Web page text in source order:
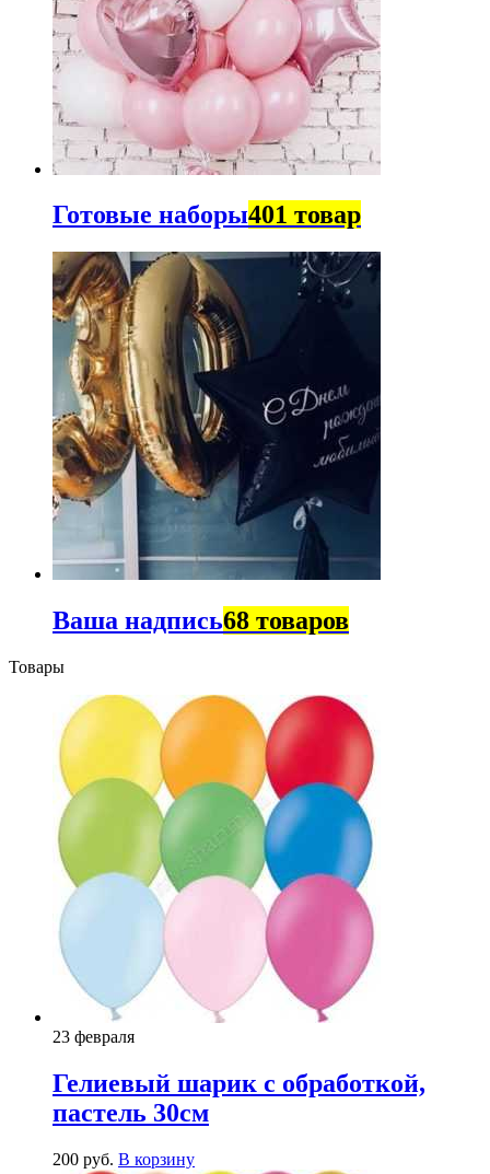
Готовые наборы401 товар
Ваша надпись68 товаров
Товары
23 февраля
Гелиевый шарик с обработкой,
пастель 30см
200 руб. В корзину